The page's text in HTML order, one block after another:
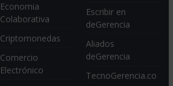
Economia
Colaborativa
Criptomonedas
Comercio
Electrónico
Escribir en
deGerencia
Aliados
deGerencia
TecnoGerencia.co